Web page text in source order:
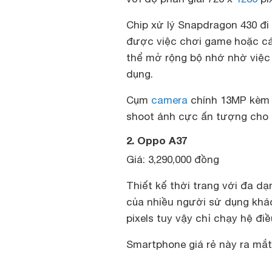
Chip xử lý Snapdragon 430
được việc chơi game hoặc
thể mở rộng bộ nhớ nhờ
dụng.
Cụm camera chính 13MP
shoot ảnh cực ấn tượng cho
2. Oppo A37
Giá: 3,290,000 đồng
Thiết kế thời trang với đa
của nhiều người sử dụng
pixels tuy vậy chỉ chạy hệ
Smartphone giá rẻ này ra